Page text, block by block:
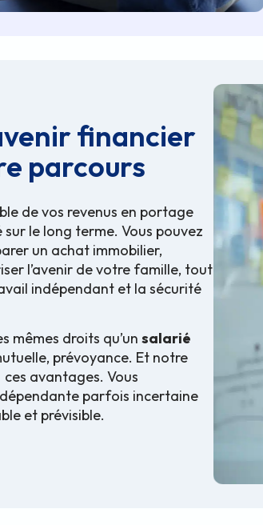
financier
parcours
de vos revenus en portage
le long terme. Vous pouvez
un achat immobilier,
l’avenir de votre famille, tout
indépendant et la sécurité
mêmes droits qu’un salarié
prévoyance. Et notre
avantages. Vous
parfois incertaine
et prévisible.